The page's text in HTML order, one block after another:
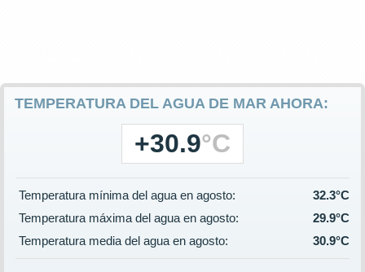
TEMPERATURA DEL AGUA DE MAR AHORA:
+30.9°C
Temperatura mínima del agua en agosto:
32.3°C
Temperatura máxima del agua en agosto:
29.9°C
Temperatura media del agua en agosto:
30.9°C